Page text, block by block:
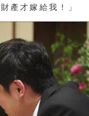
產才嫁給我！」